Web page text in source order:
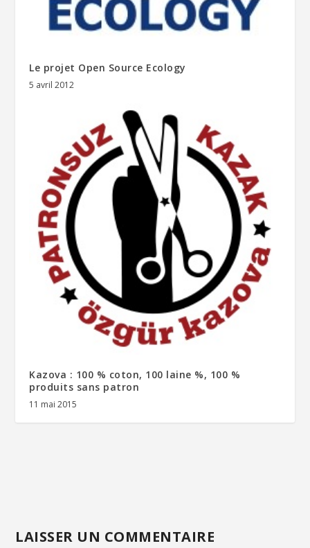
Le projet Open Source Ecology
5 avril 2012
Kazova : 100 % coton, 100 laine %, 100 %
produits sans patron
11 mai 2015
LAISSER UN COMMENTAIRE